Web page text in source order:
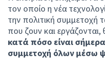
τον οποίο η νέα
την πολιτική
που ζουν και
κατά πόσο είναι
συμμετοχή όλων μέσω